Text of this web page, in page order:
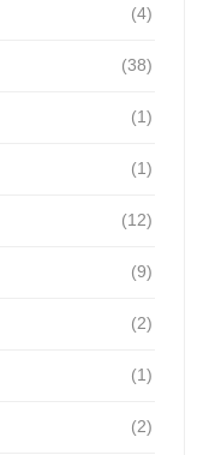
(4)
(38)
(1)
(1)
(12)
(9)
(2)
(1)
(2)